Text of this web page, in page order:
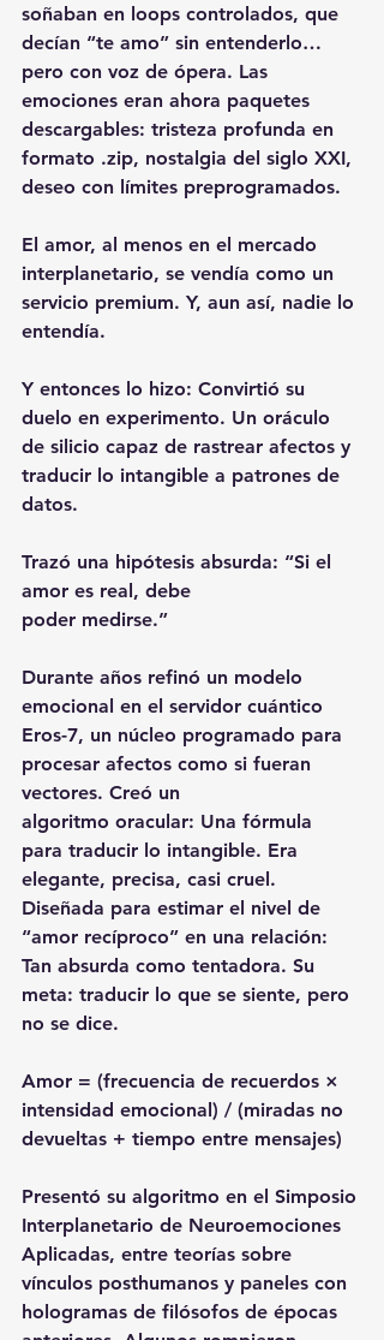
soñaban en loops controlados, que
decían “te amo” sin entenderlo…
pero con voz de ópera. Las
emociones eran ahora paquetes
descargables: tristeza profunda en
formato .zip, nostalgia del siglo XXI,
deseo con límites preprogramados.
El amor, al menos en el mercado
interplanetario, se vendía como un
servicio premium. Y, aun así, nadie lo
entendía.
Y entonces lo hizo: Convirtió su
duelo en experimento. Un oráculo
de silicio capaz de rastrear afectos y
traducir lo intangible a patrones de
datos.
Trazó una hipótesis absurda: “Si el
amor es real, debe
poder medirse.”
Durante años refinó un modelo
emocional en el servidor cuántico
Eros-7, un núcleo programado para
procesar afectos como si fueran
vectores. Creó un
algoritmo oracular: Una fórmula
para traducir lo intangible. Era
elegante, precisa, casi cruel.
Diseñada para estimar el nivel de
“amor recíproco” en una relación:
Tan absurda como tentadora. Su
meta: traducir lo que se siente, pero
no se dice.
Amor = (frecuencia de recuerdos ×
intensidad emocional) / (miradas no
devueltas + tiempo entre mensajes)
Presentó su algoritmo en el Simposio
Interplanetario de Neuroemociones
Aplicadas, entre teorías sobre
vínculos posthumanos y paneles con
hologramas de filósofos de épocas